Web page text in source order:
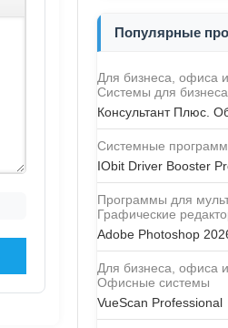
Популярные
Для бизнеса, офиса
Системы для бизнеса
Консультант Плюс.
Системные
IObit Driver Booster
Программы для
Графические
Adobe Photoshop
Для бизнеса, офиса
Офисные системы
VueScan Professional